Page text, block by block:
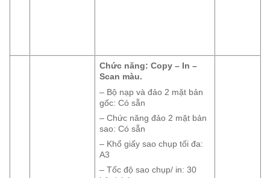
Chức năng: Copy – In –
Scan màu.
– Bộ nạp và đảo 2 mặt bản
gốc: Có sẵn
– Chức năng đảo 2 mặt bản
sao: Có sẵn
– Khổ giấy sao chụp tối đa:
A3
– Tốc độ sao chụp/ in: 30